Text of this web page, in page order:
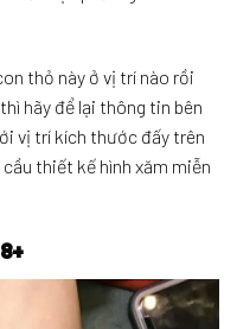
thỏ này ở vị trí nào rồi
hãy để lại thông tin bên
vị trí kích thước đấy trên
thiết kế hình xăm miễn